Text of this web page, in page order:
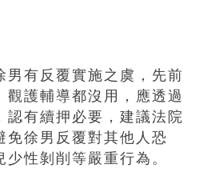
男有反覆實施之虞，先前
觀護輔導都沒用，應透過
認有續押必要，建議法院
免徐男反覆對其他人恐
性剝削等嚴重行為。